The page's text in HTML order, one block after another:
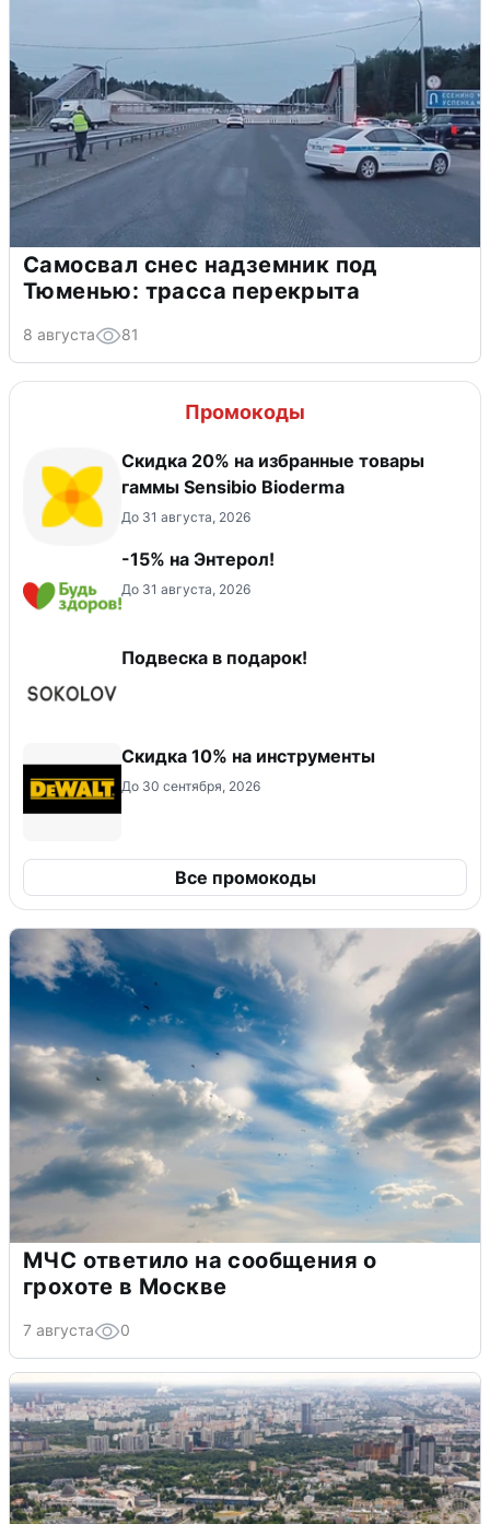
Самосвал снес надземник под
Тюменью: трасса перекрыта
8 августа 81
Промокоды
Скидка 20% на избранные товары
гаммы Sensibio Bioderma
До 31 августа, 2026
-15% на Энтерол!
До 31 августа, 2026
Подвеска в подарок!
Скидка 10% на инструменты
До 30 сентября, 2026
Все промокоды
МЧС ответило на сообщения о
грохоте в Москве
7 августа 0